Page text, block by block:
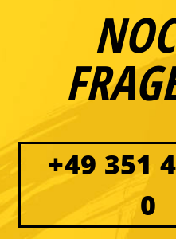
+49 351
0